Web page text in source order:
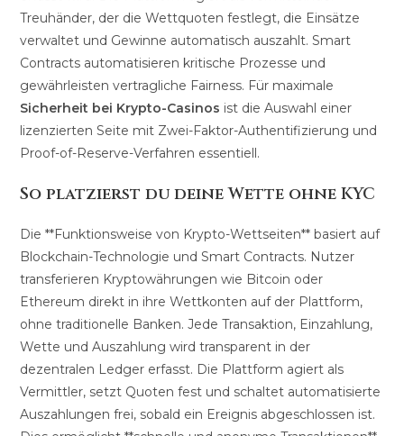
Treuhänder, der die Wettquoten festlegt, die Einsätze
verwaltet und Gewinne automatisch auszahlt. Smart
Contracts automatisieren kritische Prozesse und
gewährleisten vertragliche Fairness. Für maximale
Sicherheit bei Krypto-Casinos ist die Auswahl einer
lizenzierten Seite mit Zwei-Faktor-Authentifizierung und
Proof-of-Reserve-Verfahren essentiell.
So platzierst du deine Wette ohne KYC
Die **Funktionsweise von Krypto-Wettseiten** basiert auf
Blockchain-Technologie und Smart Contracts. Nutzer
transferieren Kryptowährungen wie Bitcoin oder
Ethereum direkt in ihre Wettkonten auf der Plattform,
ohne traditionelle Banken. Jede Transaktion, Einzahlung,
Wette und Auszahlung wird transparent in der
dezentralen Ledger erfasst. Die Plattform agiert als
Vermittler, setzt Quoten fest und schaltet automatisierte
Auszahlungen frei, sobald ein Ereignis abgeschlossen ist.